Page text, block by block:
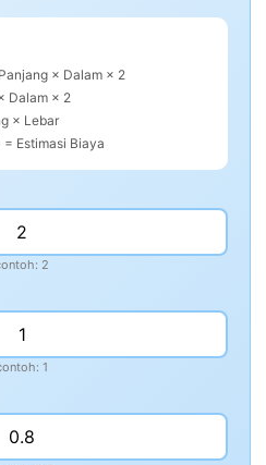
× Dalam × 2
Dalam × 2
× Lebar
Estimasi Biaya
2
1